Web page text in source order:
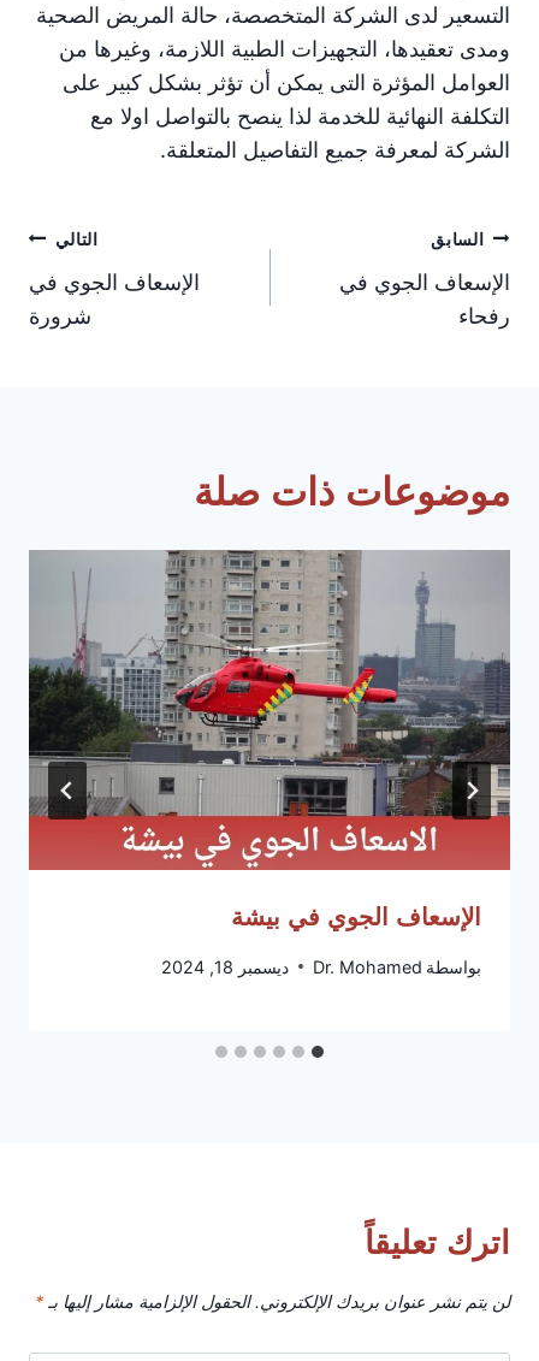
التسعير لدى الشركة المتخصصة، حالة المريض الصحية
ومدى تعقيدها، التجهيزات الطبية اللازمة، وغيرها من
العوامل المؤثرة التى يمكن أن تؤثر بشكل كبير على
التكلفة النهائية للخدمة لذا ينصح بالتواصل اولا مع
الشركة لمعرفة جميع التفاصيل المتعلقة.
تصفّح
المقالات
السابق
الإسعاف الجوي في
رفحاء
التالي
الإسعاف الجوي في
شرورة
موضوعات ذات صلة
الإسعاف الجوي في بيشة
بواسطة Dr. Mohamed ديسمبر 18, 2024
اترك تعليقاً
لن يتم نشر عنوان بريدك الإلكتروني. الحقول الإلزامية مشار إليها بـ *